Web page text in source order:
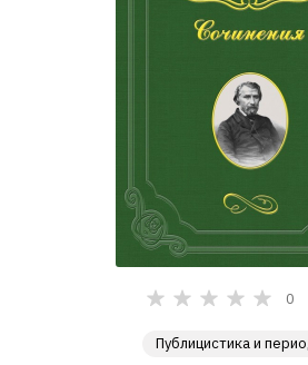
0
Публицистика и